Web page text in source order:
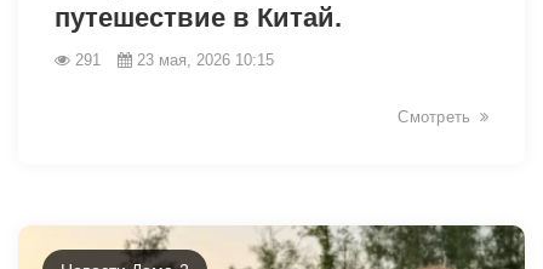
путешествие в Китай.
291 23 мая, 2026 10:15
Смотреть